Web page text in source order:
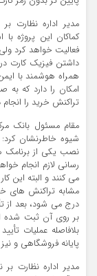
مدیر اداره نظارت
کماکان این پروژه
فعالیت خواهد کرد
داشتن فیزیک کارت
همراه هوشمند با
امکان را دارد که به
تراکنش خرید را
مقام مسئول بانک
شیوه خاطرنشان کرد:
نصب یکی از برنامک
رسانی لازم انجام
می کنند و البته این
مشابه تراکنش های
درج می شود، بعد از
بر روی آن ثبت شده
بلافاصله عملیات
پایانه فروشگاهی و
مدیر اداره نظارت